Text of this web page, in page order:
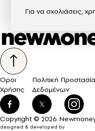
Για να σχολιάσεις,
Όροι
Χρήσης
Πολιτική
Δεδομένων
Copyright © 2026
designed & developed by